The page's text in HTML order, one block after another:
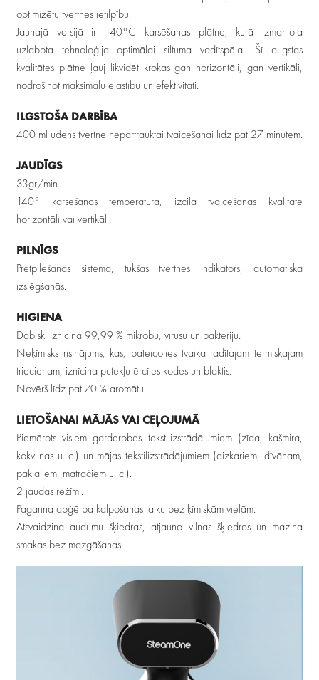
optimizētu tvertnes ietilpību.
Jaunajā versijā ir 140°C karsēšanas plātne, kurā izmantota
uzlabota tehnoloģija optimālai siltuma vadītspējai. Šī augstas
kvalitātes plātne ļauj likvidēt krokas gan horizontāli, gan vertikāli,
nodrošinot maksimālu elastību un efektivitāti.
ILGSTOŠA DARBĪBA
400 ml ūdens tvertne nepārtrauktai tvaicēšanai līdz pat 27 minūtēm.
JAUDĪGS
33gr/min.
140° karsēšanas temperatūra, izcila tvaicēšanas kvalitāte
horizontāli vai vertikāli.
PILNĪGS
Pretpilēšanas sistēma, tukšas tvertnes indikators, automātiskā
izslēgšanās.
HIGIENA
Dabiski iznīcina 99,99 % mikrobu, vīrusu un baktēriju.
Neķīmisks risinājums, kas, pateicoties tvaika radītajam termiskajam
triecienam, iznīcina putekļu ērcītes kodes un blaktis.
Novērš līdz pat 70 % aromātu.
LIETOŠANAI MĀJĀS VAI CEĻOJUMĀ
Piemērots visiem garderobes tekstilizstrādājumiem (zīda, kašmira,
kokvilnas u. c.) un mājas tekstilizstrādājumiem (aizkariem, dīvānam,
paklājiem, matračiem u. c.).
2 jaudas režīmi.
Pagarina apģērba kalpošanas laiku bez ķīmiskām vielām.
Atsvaidzina audumu šķiedras, atjauno vilnas šķiedras un mazina
smakas bez mazgāšanas.